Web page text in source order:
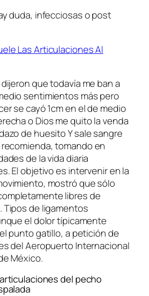
duda, infecciosas o post
Las Articulaciones Al
que todavía me ban a
sentimientos más pero
se cayó 1cm en el de medio
o Dios me quito la venda
de huesito Y sale sangre
tomando en
de la vida diaria
El objetivo es intervenir en la
mostró que sólo
libres de
Tipos de ligamentos
el dolor típicamente
punto gatillo, a petición de
del Aeropuerto Internacional
México.
del pecho